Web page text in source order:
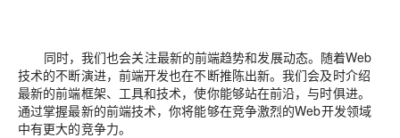
同时，我们也会关注最新的前端趋势和发展动态。随着Web
技术的不断演进，前端开发也在不断推陈出新。我们会及时介绍
最新的前端框架、工具和技术，使你能够站在前沿，与时俱进。
通过掌握最新的前端技术，你将能够在竞争激烈的Web开发领域
中有更大的竞争力。